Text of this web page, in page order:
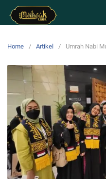
Home Artikel Umrah Nabi